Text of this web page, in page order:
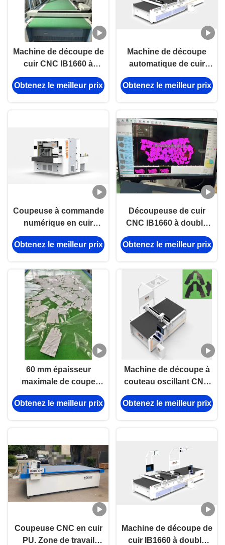
Machine de découpe de
cuir CNC IB1660 à
double tête avec une
plage de découpe de
Obtenez le meilleur prix
Machine de découpe
automatique de cuir
machine de découpe
non métallique
Obtenez le meilleur prix
Coupeuse à commande
numérique en cuir
naturel IB1606
Obtenez le meilleur prix
Découpeuse de cuir
CNC IB1660 à double
tête avec une plage de
coupe de 1600 mm x
précision pour le cuir
véritable
Obtenez le meilleur prix
60 mm épaisseur
maximale de coupe
Machine de découpe de
cuir CNC avec 2200
Obtenez le meilleur prix
Machine de découpe à
couteau oscillant CNC
personnalisée de 50 Hz
avec 1600 mm x 2500
Obtenez le meilleur prix
Coupeuse CNC en cuir
PU. Zone de travail
Machine de découpe de
cuir IB1660 à double